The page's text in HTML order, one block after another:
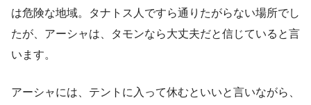
は危険な地域。タナトス人ですら通りたがらない場所でし
たが、アーシャは、タモンなら大丈夫だと信じていると言
います。
アーシャには、テントに入って休むといいと言いながら、